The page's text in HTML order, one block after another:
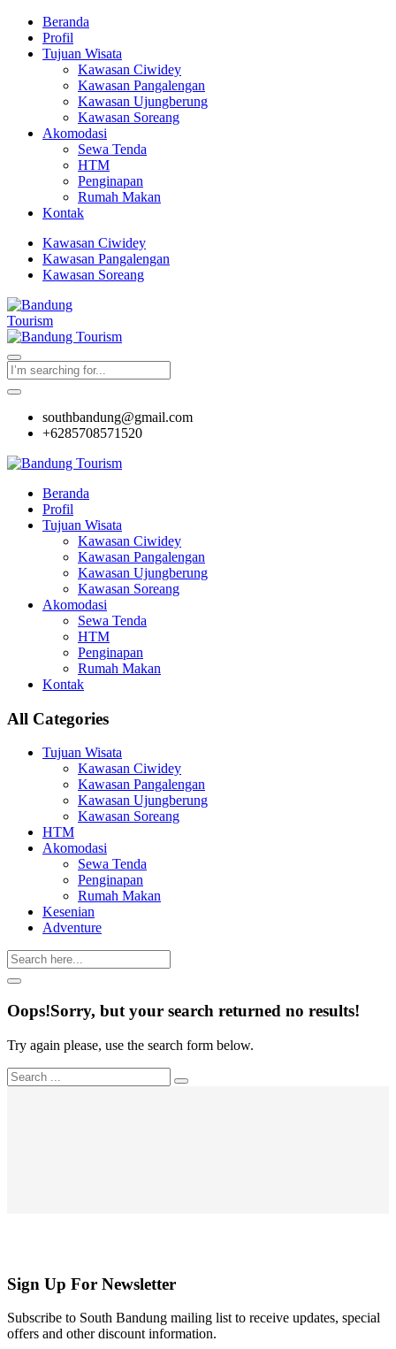
Beranda
Profil
Tujuan Wisata
Kawasan Ciwidey
Kawasan Pangalengan
Kawasan Ujungberung
Kawasan Soreang
Akomodasi
Sewa Tenda
HTM
Penginapan
Rumah Makan
Kontak
Kawasan Ciwidey
Kawasan Pangalengan
Kawasan Soreang
southbandung@gmail.com
+6285708571520
Beranda
Profil
Tujuan Wisata
Kawasan Ciwidey
Kawasan Pangalengan
Kawasan Ujungberung
Kawasan Soreang
Akomodasi
Sewa Tenda
HTM
Penginapan
Rumah Makan
Kontak
All Categories
Tujuan Wisata
Kawasan Ciwidey
Kawasan Pangalengan
Kawasan Ujungberung
Kawasan Soreang
HTM
Akomodasi
Sewa Tenda
Penginapan
Rumah Makan
Kesenian
Adventure
Oops!Sorry, but your search returned no results!
Try again please, use the search form below.
Sign Up For Newsletter
Subscribe to South Bandung mailing list to receive updates, special
offers and other discount information.